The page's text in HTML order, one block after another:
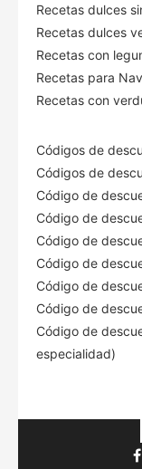
Recetas dulces
Recetas dulces
Recetas con
Recetas para
Recetas con
Códigos de
Códigos de
Código de
Código de
Código de
Código de
Código de
Código de
Código de
especialidad)